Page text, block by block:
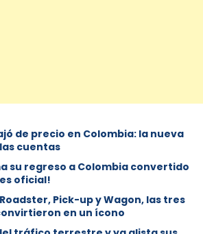
de precio en Colombia: la nueva
cuentas
su regreso a Colombia convertido
oficial!
Pick-up y Wagon, las tres
en un ícono